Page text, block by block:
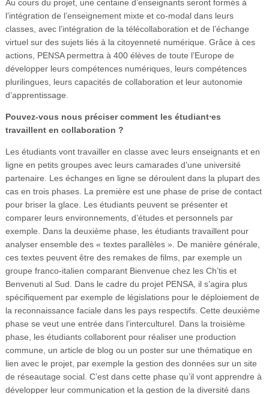
Au cours du projet, une centaine d’enseignants seront formés à
l’intégration de l’enseignement mixte et co-modal dans leurs
classes, avec l’intégration de la télécollaboration et de l’échange
virtuel sur des sujets liés à la citoyenneté numérique. Grâce à ces
actions, PENSA permettra à 400 élèves de toute l’Europe de
développer leurs compétences numériques, leurs compétences
plurilingues, leurs capacités de collaboration et leur autonomie
d’apprentissage.
Pouvez-vous nous préciser comment les étudiant⋅es
travaillent en collaboration ?
Les étudiants vont travailler en classe avec leurs enseignants et en
ligne en petits groupes avec leurs camarades d’une université
partenaire. Les échanges en ligne se déroulent dans la plupart des
cas en trois phases. La première est une phase de prise de contact
pour briser la glace. Les étudiants peuvent se présenter et
comparer leurs environnements, d’études et personnels par
exemple. Dans la deuxième phase, les étudiants travaillent pour
analyser ensemble des « textes parallèles ». De manière générale,
ces textes peuvent être des remakes de films, par exemple un
groupe franco-italien comparant Bienvenue chez les Ch’tis et
Benvenuti al Sud. Dans le cadre du projet PENSA, il s’agira plus
spécifiquement par exemple de législations pour le déploiement de
la reconnaissance faciale dans les pays respectifs. Cette deuxième
phase se veut une entrée dans l’interculturel. Dans la troisième
phase, les étudiants collaborent pour réaliser une production
commune, un article de blog ou un poster sur une thématique en
lien avec le projet, par exemple la gestion des données sur un site
de réseautage social. C’est dans cette phase qu’il vont apprendre à
développer leur communication et la gestion de la diversité dans